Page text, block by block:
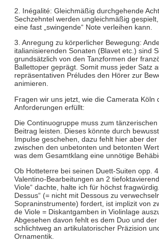
2. Inégalité: Gleichmäßig durchgehende
Sechzehntel werden ungleichmäßig
eine fast „swingende“ Note verleihen kann.
3. Anregung zu körperlicher Bewegung:
italianisierenden Sonaten (Blavet etc.) sind
grundsätzlich von den Tanzformen der
Ballettoper geprägt. Somit muss jeder Satz
repräsentativen Préludes den Hörer zur
animieren.
Fragen wir uns jetzt, wie die Camerata Köln
Anforderungen erfüllt:
Die Continuogruppe muss zum
Beitrag leisten. Dieses könnte durch
Impulse geschehen, dazu fehlt hier aber der
zwischen den unbetonten und betonten
was dem Gesamtklang eine unnötige
Ob Hotteterre bei seinen Duett-Suiten opp.
Valentino-Bearbeitungen an 2
Viole“ dachte, halte ich für höchst
Dessus“ (= nicht mit Dessous zu
Sopraninstrumente) fordert, ist implizit von
de Viole = Diskantgamben in Violinlage
Abgesehen davon fehlt es dem Duo und der
schlichtweg an artikulatorischer Präzision
Ornamentik.